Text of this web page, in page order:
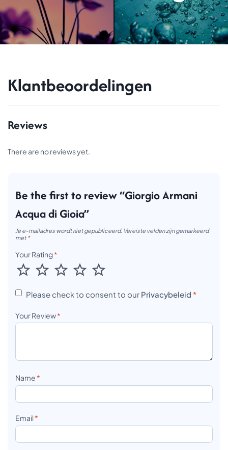
Klantbeoordelingen
Reviews
There are no reviews yet.
Be the first to review “Giorgio Armani
Acqua di Gioia”
Je e-mailadres wordt niet gepubliceerd. Vereiste velden zijn gemarkeerd
met *
Your Rating*
Please check to consent to our Privacybeleid *
Your Review*
Name*
Email*